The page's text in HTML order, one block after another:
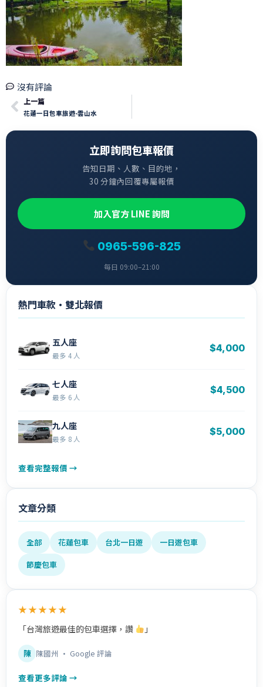
沒有評論
上一篇
花蓮一日包車旅遊-雲山水
立即詢問包車報價
告知日期、人數、目的地，
30 分鐘內回覆專屬報價
加入官方 LINE 詢問
0965-596-825
每日 09:00–21:00
熱門車款・雙北報價
五人座
最多 4 人
$4,000
七人座
最多 6 人
$4,500
九人座
最多 8 人
$5,000
查看完整報價 →
文章分類
全部 花蓮包車 台北一日遊
一日遊包車
節慶包車
★★★★★
「台灣旅遊最佳的包車選擇，讚 」
陳 陳國州 · Google 評論
查看更多評論 →